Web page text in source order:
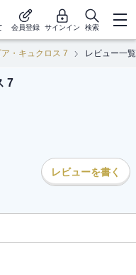
会員登録 サインイン 検索
・キュクロス 7 レビュー一覧
7
レビューを書く